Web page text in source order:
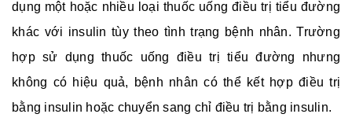
dụng một hoặc nhiều loại thuốc uống điều trị tiểu đường
khác với insulin tùy theo tình trạng bệnh nhân. Trường
hợp sử dụng thuốc uống điều trị tiểu đường nhưng
không có hiệu quả, bệnh nhân có thể kết hợp điều trị
bằng insulin hoặc chuyển sang chỉ điều trị bằng insulin.